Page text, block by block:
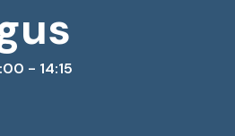
- 14:15